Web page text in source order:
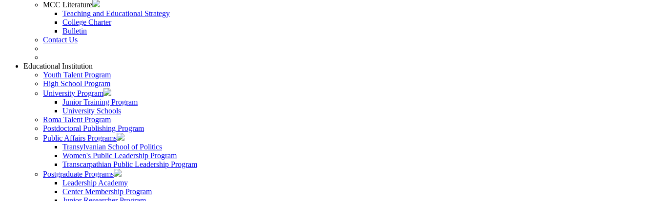
MCC Literature
Teaching and Educational Strategy
College Charter
Bulletin
Contact Us
Educational Institution
Youth Talent Program
High School Program
University Program
Junior Training Program
University Schools
Roma Talent Program
Postdoctoral Publishing Program
Public Affairs Programs
Transylvanian School of Politics
Women's Public Leadership Program
Transcarpathian Public Leadership Program
Postgraduate Programs
Leadership Academy
Center Membership Program